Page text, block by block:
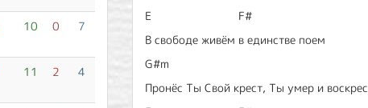
10 0 7
11 2 4
E F#
В свободе живём в единстве поем
G#m
Пронёс Ты Свой крест, Ты умер и воскрес